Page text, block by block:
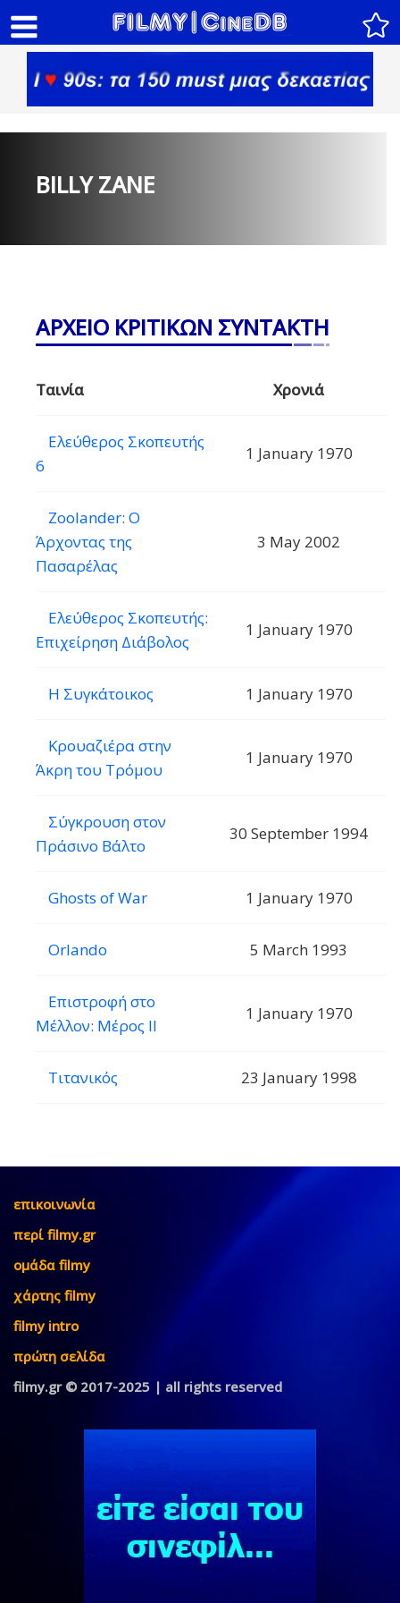
BILLY ZANE
ΑΡΧΕΙΟ ΚΡΙΤΙΚΩΝ ΣΥΝΤΑΚΤΗ
Ταινία Χρονιά
Ελεύθερος Σκοπευτής
6
1 January 1970
Zoolander: Ο
Άρχοντας της
Πασαρέλας
3 May 2002
Ελεύθερος Σκοπευτής:
Επιχείρηση Διάβολος
1 January 1970
Η Συγκάτοικος 1 January 1970
Κρουαζιέρα στην
Άκρη του Τρόμου
1 January 1970
Σύγκρουση στον
Πράσινο Βάλτο
30 September 1994
Ghosts of War 1 January 1970
Orlando 5 March 1993
Επιστροφή στο
Μέλλον: Μέρος ΙΙ
1 January 1970
Τιτανικός 23 January 1998
επικοινωνία
περί filmy.gr
ομάδα filmy
χάρτης filmy
filmy intro
πρώτη σελίδα
filmy.gr © 2017-2025 | all rights reserved